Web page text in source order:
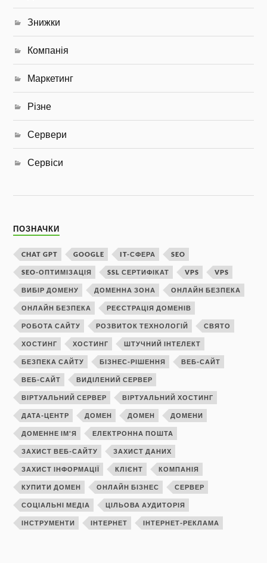
Знижки
Компанія
Маркетинг
Різне
Сервери
Сервіси
ПОЗНАЧКИ
CHAT GPT GOOGLE IT-СФЕРА SEO
SEO-ОПТИМІЗАЦІЯ SSL СЕРТИФІКАТ VPS VPS
ВИБІР ДОМЕНУ ДОМЕННА ЗОНА ОНЛАЙН БЕЗПЕКА
ОНЛАЙН БЕЗПЕКА РЕЄСТРАЦІЯ ДОМЕНІВ
РОБОТА САЙТУ РОЗВИТОК ТЕХНОЛОГІЙ СВЯТО
ХОСТИНГ ХОСТИНГ ШТУЧНИЙ ІНТЕЛЕКТ
БЕЗПЕКА САЙТУ БІЗНЕС-РІШЕННЯ ВЕБ-САЙТ
ВЕБ-САЙТ ВИДІЛЕНИЙ СЕРВЕР
ВІРТУАЛЬНИЙ СЕРВЕР ВІРТУАЛЬНИЙ ХОСТИНГ
ДАТА-ЦЕНТР ДОМЕН ДОМЕН ДОМЕНИ
ДОМЕННЕ ІМ'Я ЕЛЕКТРОННА ПОШТА
ЗАХИСТ ВЕБ-САЙТУ ЗАХИСТ ДАНИХ
ЗАХИСТ ІНФОРМАЦІЇ КЛІЄНТ КОМПАНІЯ
КУПИТИ ДОМЕН ОНЛАЙН БІЗНЕС СЕРВЕР
СОЦІАЛЬНІ МЕДІА ЦІЛЬОВА АУДИТОРІЯ
ІНСТРУМЕНТИ ІНТЕРНЕТ ІНТЕРНЕТ-РЕКЛАМА